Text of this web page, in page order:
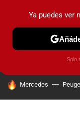
PRUEBAS
HOY SE HABLA DE
Mercedes
Ya puedes ver
Solo